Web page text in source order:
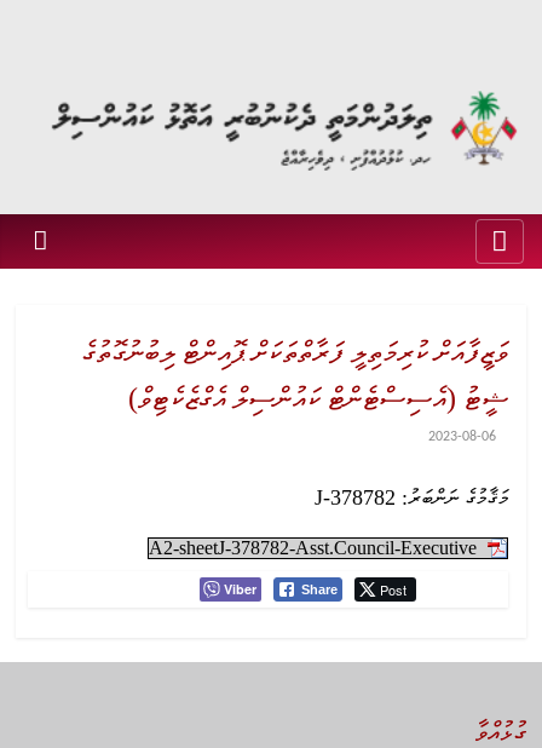
ވަޒީފާއަށް ކުރިމަތިލީ ފަރާތްތަކަށް ޕޮއިންޓް ލިބުނުގޮތުގެ
ޝީޓު (އެސިސްޓެންޓް ކައުންސިލް އެގްޒެކެޓިވް)
2023-08-06
މަޤާމުގެ ނަންބަރު: J-378782
A2-sheetJ-378782-Asst.Council-Executive
Viber Share Post
ގުޅުއްވާ